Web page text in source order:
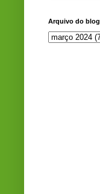
Arquivo do blog